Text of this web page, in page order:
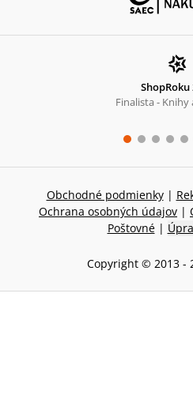
ShopRoku
Finalista - Knihy
Obchodné podmienky |
Ochrana osobných údajov |
Poštovné |
Copyright © 2013 -